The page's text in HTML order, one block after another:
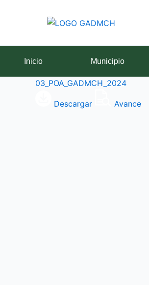
Inicio Municipio
03_POA_GADMCH_2024
Descargar Avance